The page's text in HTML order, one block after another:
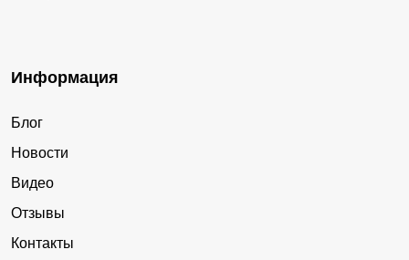
Информация
Блог
Новости
Видео
Отзывы
Контакты